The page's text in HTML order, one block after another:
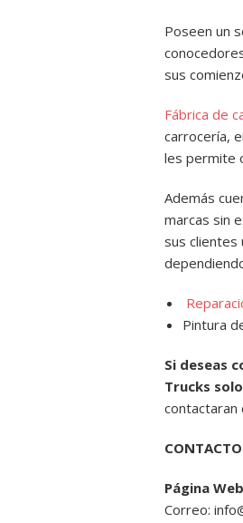
Poseen un
sus
Fábrica de
carrocería,
les permite
Además
marcas sin
sus clientes
Pintura
Si deseas
Trucks
contactaran
Página Web
Correo: